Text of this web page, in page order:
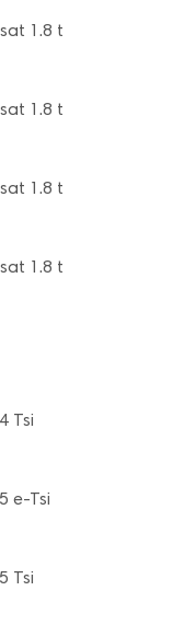
1.8 t
1.8 t
1.8 t
1.8 t
Tsi
e-Tsi
Tsi